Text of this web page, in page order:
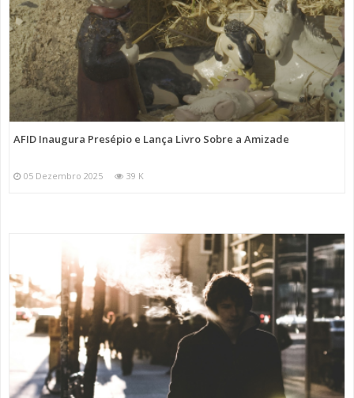
AFID Inaugura Presépio e Lança Livro Sobre a Amizade
05 Dezembro 2025 39 K